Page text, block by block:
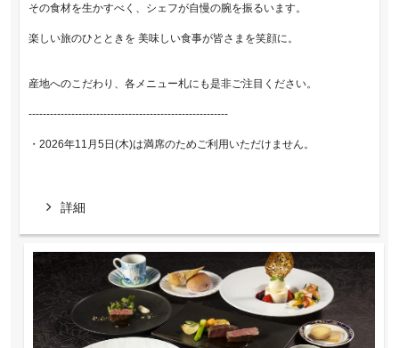
その食材を生かすべく、シェフが自慢の腕を振るいます。
楽しい旅のひとときを 美味しい食事が皆さまを笑顔に。
産地へのこだわり、各メニュー札にも是非ご注目ください。
--------------------------------------------------------
・2026年11月5日(木)は満席のためご利用いただけません。
詳細